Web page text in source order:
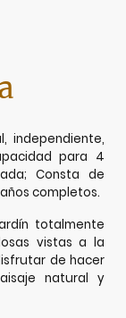
independiente,
para 4
Consta de
completos.
totalmente
vistas a la
de hacer
natural y